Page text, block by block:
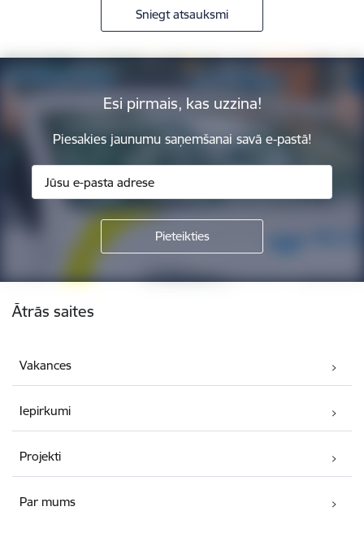
Sniegt atsauksmi
Esi pirmais, kas uzzina!
Piesakies jaunumu saņemšanai savā e-pastā!
Ātrās saites
Vakances
Iepirkumi
Projekti
Par mums